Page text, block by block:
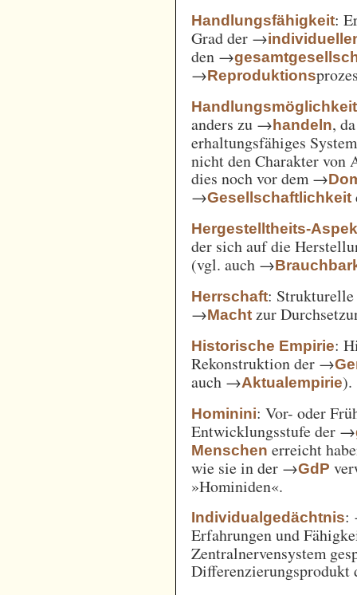
Handlungsfähigkeit:
Grad der →
den →
→Reproduktions
Handlungsmöglichkeit
anders zu →handeln,
erhaltungsfähiges
nicht den Charakter von
dies noch vor dem →
→Gesellschaftlichkeit
Hergestelltheits-
der sich auf die
(vgl. auch →
Herrschaft: Strukturelle
→Macht zur
Historische Empirie:
Rekonstruktion der →
auch →Aktualempirie).
Hominini: Vor- oder
Entwicklungsstufe der →
Menschen erreicht
wie sie in der →GdP
»Hominiden«.
Individualgedächtnis:
Erfahrungen und
Zentralnervensystem